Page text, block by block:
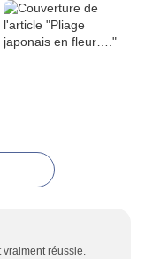
vraiment réussie.